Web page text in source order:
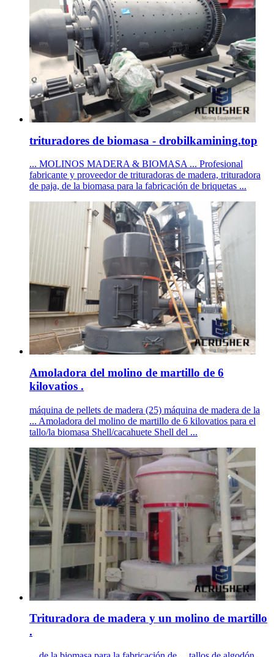
trituradores de biomasa - drobilkamining.top
... MOLINOS MADERA & BIOMASA ... Profesional
fabricante y proveedor de trituradoras de madera, trituradora
de paja, de la biomasa para la fabricación de briquetas ...
Amoladora del molino de martillo de 6
kilovatios .
máquina de pellets de madera (25) máquina de madera de la
... Amoladora del molino de martillo de 6 kilovatios para el
tallo/la biomasa Shell/cacahuete Shell del ...
Trituradora de madera y un molino de martillo
.